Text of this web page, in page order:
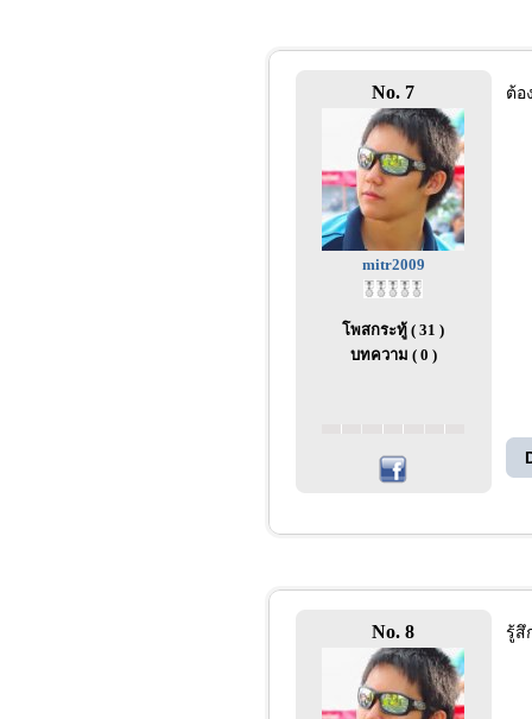
No. 7
mitr2009
โพสกระทู้ ( 31 )
บทความ ( 0 )
ต้อ
No. 8 รู้สึ